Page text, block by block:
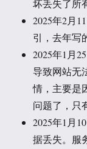
坏丢失了所
2025年2月
引，去年写
2025年1月
导致网站无
情，主要是
问题了，只
2025年1月
据丢失。服